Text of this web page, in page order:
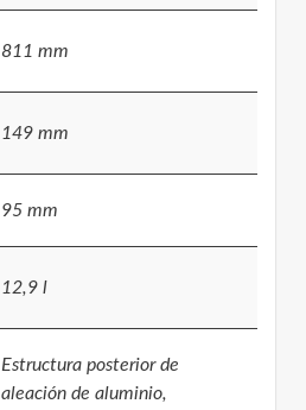
811 mm
149 mm
95 mm
12,9 l
Estructura posterior de
aleación de aluminio,